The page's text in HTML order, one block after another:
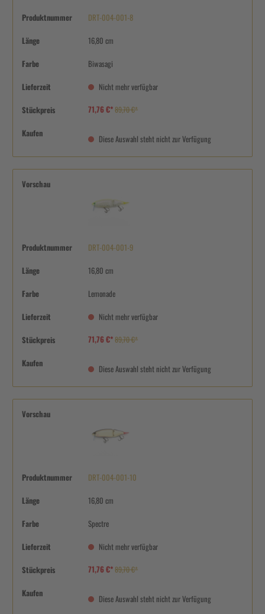
Produktnummer DRT-004-001-8
Länge 16,80 cm
Farbe Biwasagi
Lieferzeit Nicht mehr verfügbar
Stückpreis 71,76 €*89,70 €*
Kaufen
Diese Auswahl steht nicht zur Verfügung
Vorschau
Produktnummer DRT-004-001-9
Länge 16,80 cm
Farbe Lemonade
Lieferzeit Nicht mehr verfügbar
Stückpreis 71,76 €*89,70 €*
Kaufen
Diese Auswahl steht nicht zur Verfügung
Vorschau
Produktnummer DRT-004-001-10
Länge 16,80 cm
Farbe Spectre
Lieferzeit Nicht mehr verfügbar
Stückpreis 71,76 €*89,70 €*
Kaufen
Diese Auswahl steht nicht zur Verfügung